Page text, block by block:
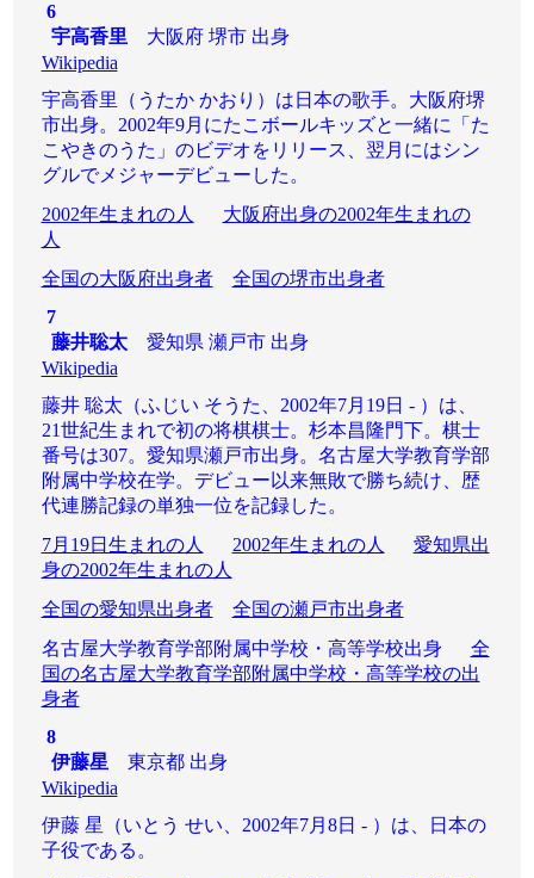
6
宇高香里 大阪府 堺市 出身
Wikipedia
宇高香里（うたか かおり）は日本の歌手。大阪府堺
市出身。2002年9月にたこボールキッズと一緒に「た
こやきのうた」のビデオをリリース、翌月にはシン
グルでメジャーデビューした。
2002年生まれの人
大阪府出身の2002年生まれの
人
全国の大阪府出身者
全国の堺市出身者
7
藤井聡太愛知県 瀬戸市 出身
Wikipedia
藤井 聡太（ふじい そうた、2002年7月19日 - ）は、
21世紀生まれで初の将棋棋士。杉本昌隆門下。棋士
番号は307。愛知県瀬戸市出身。名古屋大学教育学部
附属中学校在学。デビュー以来無敗で勝ち続け、歴
代連勝記録の単独一位を記録した。
7月19日生まれの人
2002年生まれの人
愛知県出
身の2002年生まれの人
全国の愛知県出身者
全国の瀬戸市出身者
名古屋大学教育学部附属中学校・高等学校出身 全
国の名古屋大学教育学部附属中学校・高等学校の出
身者
8
伊藤星 東京都 出身
Wikipedia
伊藤 星（いとう せい、2002年7月8日 - ）は、日本の
子役である。